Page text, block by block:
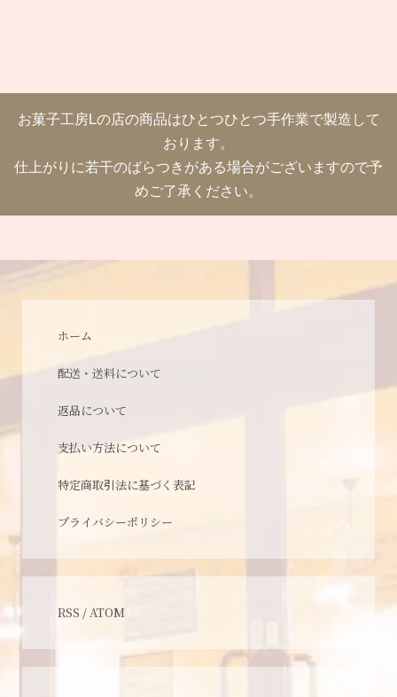
お菓子工房Lの店の商品はひとつひとつ手作業で製造して
おります。
仕上がりに若干のばらつきがある場合がございますので予
めご了承ください。
ホーム
配送・送料について
返品について
支払い方法について
特定商取引法に基づく表記
プライバシーポリシー
RSS /ATOM